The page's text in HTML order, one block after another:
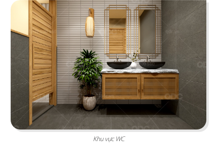
LA VISTA
Thiết kế mang phong cách hiện đại kết hợp cùng
hơi thở Địa Trung Hải và kiến trúc thuộc địa Pháp
Chi tiết
Khu vực WC